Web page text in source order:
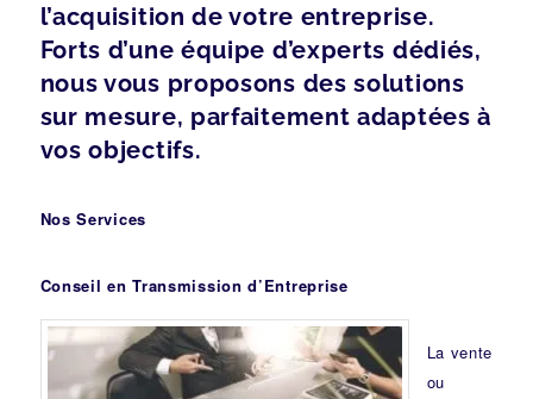
l’acquisition de votre entreprise.
Forts d’une équipe d’experts dédiés,
nous vous proposons des solutions
sur mesure, parfaitement adaptées à
vos objectifs.
Nos Services
Conseil en Transmission d’Entreprise
La vente
ou